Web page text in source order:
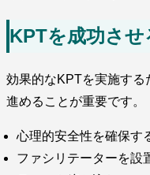
KPTを成功させ
効果的なKPTを実施する
進めることが重要です。
心理的安全性を確保す
ファシリテーターを設